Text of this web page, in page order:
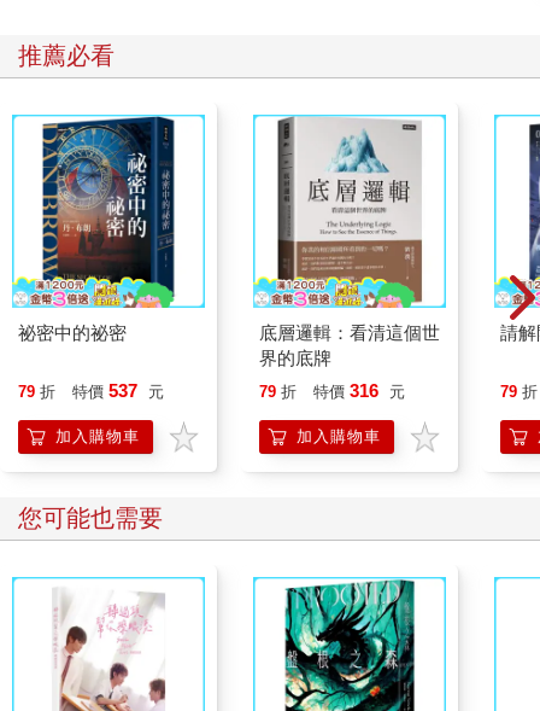
推薦必看
祕密中的祕密
79 折 特價 537 元
加入購物車
底層邏輯：看清這個世
界的底牌
79 折 特價 316 元
加入購物車
請解
79 折
您可能也需要